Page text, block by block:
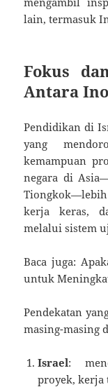
lain, termasuk
Fokus
Antara
Pendidikan di
yang
kemampuan
negara di
kerja keras,
melalui sistem
Baca juga:
untuk
Pendekatan
masing-masing
Israel:
proyek,